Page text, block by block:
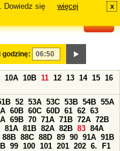
Dowiedz się
więcej x
godzinę:
10A 10B 11 12 13 14 15 16
52 53A 53C 53B 54B 55A
60B 60C 60D 61 62 63
69B 70 71A 71B 72A 72B
81A 81B 82A 82B 83 84A
88B 88C 88D 89 90 91A 91B
99 100 101 201 202 6.
F1